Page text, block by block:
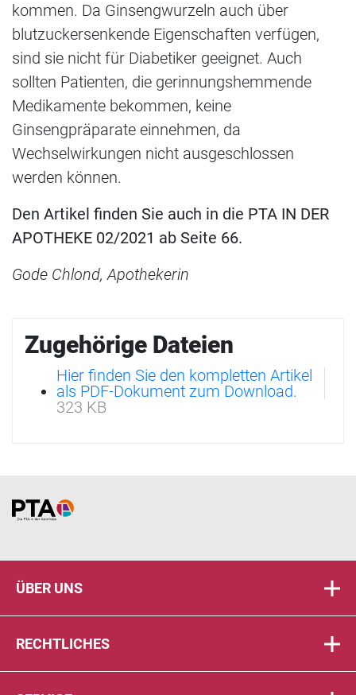
kommen. Da Ginsengwurzeln auch über
blutzuckersenkende Eigenschaften verfügen,
sind sie nicht für Diabetiker geeignet. Auch
sollten Patienten, die gerinnungshemmende
Medikamente bekommen, keine
Ginsengpräparate einnehmen, da
Wechselwirkungen nicht ausgeschlossen
werden können.
Den Artikel finden Sie auch in die PTA IN DER
APOTHEKE 02/2021 ab Seite 66.
Gode Chlond, Apothekerin
Zugehörige Dateien
Hier finden Sie den kompletten Artikel
als PDF-Dokument zum Download.
323 KB
Home
ÜBER UNS
RECHTLICHES